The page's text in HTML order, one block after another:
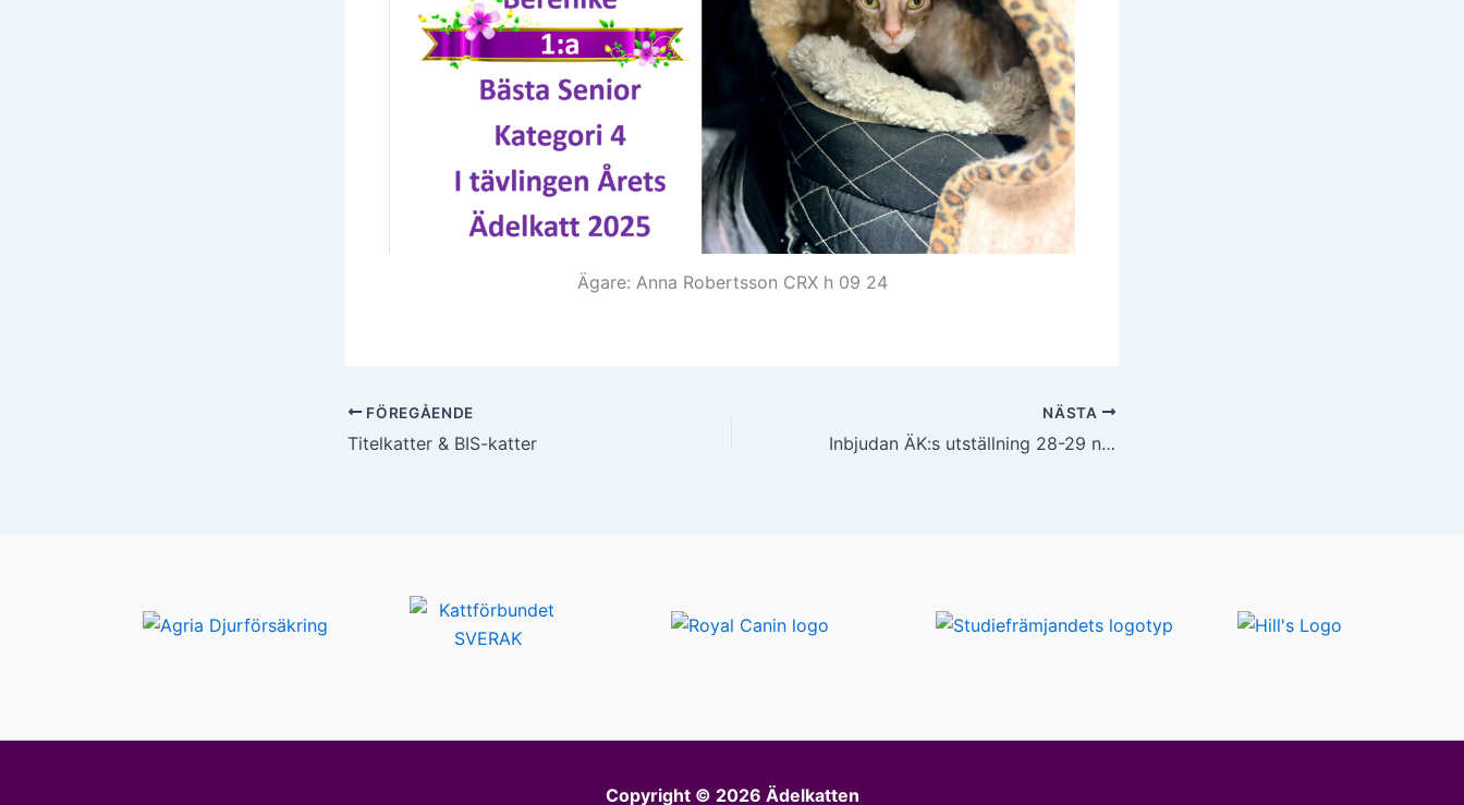
Ägare: Anna Robertsson CRX h 09 24
FÖREGÅENDE
Titelkatter & BIS-katter
NÄSTA
Inbjudan ÄK:s utställning 28-29 nov 2026
Copyright © 2026 Ädelkatten